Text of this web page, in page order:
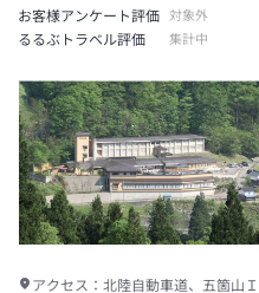
お客様アンケート評価
対象外
るるぶトラベル評価 集計中
アクセス： 北陸自動車道、五箇山